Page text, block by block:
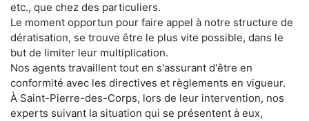
etc., que chez des particuliers.
Le moment opportun pour faire appel à notre structure de
dératisation, se trouve être le plus vite possible, dans le
but de limiter leur multiplication.
Nos agents travaillent tout en s'assurant d'être en
conformité avec les directives et règlements en vigueur.
À Saint-Pierre-des-Corps, lors de leur intervention, nos
experts suivant la situation qui se présentent à eux,